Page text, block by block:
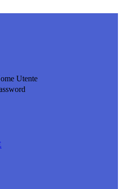
Utente